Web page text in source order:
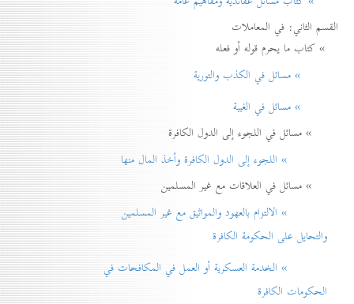
القسم الثاني: في المعاملات
» كتاب ما يحرم قوله أو فعله
» مسائل في الكذب والتورية
» مسائل في الغيبة
» مسائل في اللجوء إلى الدول الكافرة
» اللجوء إلى الدول الكافرة وأخذ المال منها
» مسائل في العلاقات مع غير المسلمين
» الالتزام بالعهود والمواثيق مع غير المسلمين
والتحايل على الحكومة الكافرة
» الخدمة العسكرية أو العمل في المكافحات في
الحكومات الكافرة